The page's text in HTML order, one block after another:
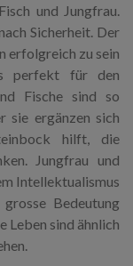
und Jungfrau.
Sicherheit. Der
erfolgreich zu sein
perfekt für den
Fische sind so
sie ergänzen sich
hilft, die
Jungfrau und
Intellektualismus
Bedeutung
Leben sind ähnlich